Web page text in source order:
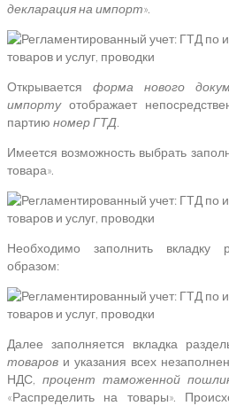
декларация на импорт».
Открывается форма нового
импортуотображает
партию номер ГТД.
Имеется возможность выбрать
товара».
Необходимо заполнить вкладку
образом:
Далее заполняется вкладка
товаров и указания всех
НДС,процент таможенной
«Распределить на товары».